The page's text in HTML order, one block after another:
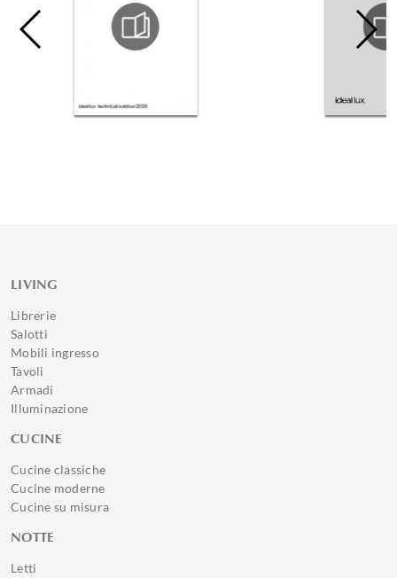
LIVING
Librerie
Salotti
Mobili ingresso
Tavoli
Armadi
Illuminazione
CUCINE
Cucine classiche
Cucine moderne
Cucine su misura
NOTTE
Letti